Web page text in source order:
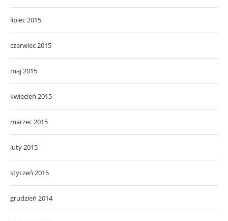
lipiec 2015
czerwiec 2015
maj 2015
kwiecień 2015
marzec 2015
luty 2015
styczeń 2015
grudzień 2014